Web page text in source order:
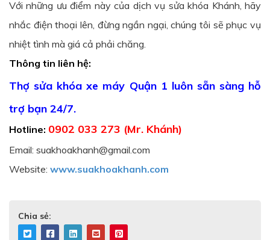
Với những ưu điểm này của dịch vụ sửa khóa Khánh, hãy
nhắc điện thoại lên, đừng ngần ngại, chúng tôi sẽ phục vụ
nhiệt tình mà giá cả phải chăng.
Thông tin liên hệ:
Thợ sửa khóa xe máy Quận 1 luôn sẵn sàng hỗ
trợ bạn 24/7.
Hotline: 0902 033 273 (Mr. Khánh)
Email: suakhoakhanh@gmail.com
Website: www.suakhoakhanh.com
Chia sẻ: